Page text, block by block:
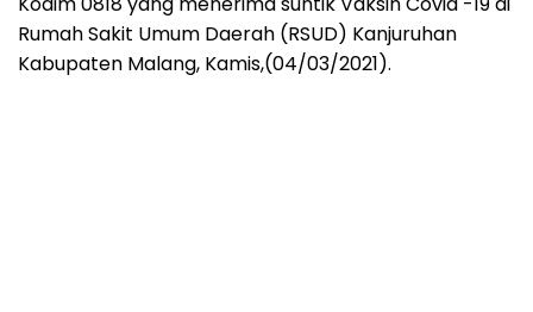
Rumah Sakit Umum Daerah (RSUD) Kanjuruhan
Kabupaten Malang, Kamis,(04/03/2021).